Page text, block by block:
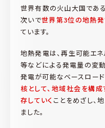
世界有数の火山大国である
次いで世界第3位の地熱
ています。
地熱発電は、再生可能エネ
等などによる発電量の変
発電が可能なベースロー
核として、地域社会を構
存していく ことをめざし、
ました。